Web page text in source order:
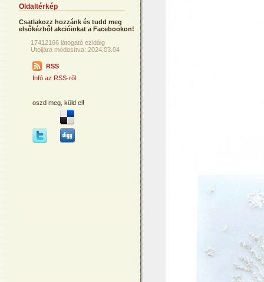
Oldaltérkép
Csatlakozz hozzánk és tudd meg
elsőkézből akcióinkat a Facebookon!
17412166 látogató ezidáig
Utoljára módosítva: 2024.03.04
RSS
Infó az RSS-ről
oszd meg, küld el!